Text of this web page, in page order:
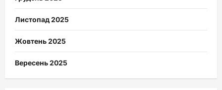
Листопад 2025
Жовтень 2025
Вересень 2025